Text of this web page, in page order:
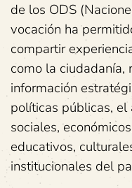
de los ODS
vocación ha
compartir
como la ciudadanía,
información
políticas públicas,
sociales,
educativos,
institucionales del